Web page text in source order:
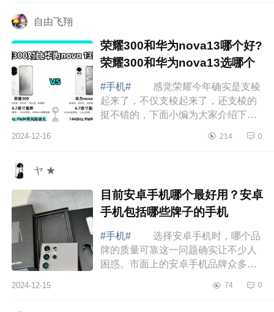
自由飞翔
荣耀300和华为nova13哪个好?
荣耀300和华为nova13选哪个
#手机#
感觉荣耀今年确实是支棱
起来了，不仅支棱起来了，还支棱的
挺不错的，下面小编为大家介绍下荣
和华为nova13选哪个 荣耀300和
2024-12-16 214 0
ヤ ★
目前安卓手机哪个最好用？安卓
手机包括哪些牌子的手机
#手机#
选择安卓手机时，哪个品
牌的质量可靠这一问题确实让不少人
困惑。市面上的安卓手机品牌众多，
学，有些则在性能优化上不遗余力。
2024-12-15 74 0